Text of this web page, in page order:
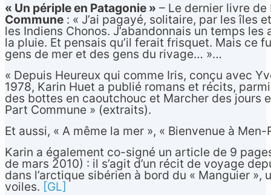
« Un périple en Patagonie » – Le dernier livre
Commune : « J’ai pagayé, solitaire, par les îles
les Indiens Chonos. J’abandonnais un temps
la pluie. Et pensais qu’il ferait frisquet. Mais ce
gens de mer et des gens du rivage… »…
« Depuis Heureux qui comme Iris, conçu avec
1978, Karin Huet a publié romans et récits,
des bottes en caoutchouc et Marcher des jours
Part Commune » (extraits).
Et aussi, « A même la mer », « Bienvenue à
Karin a également co-signé un article de 9
de mars 2010) : il s’agit d’un récit de voyage
dans l’arctique sibérien à bord du « Manguier
voiles. [GL]